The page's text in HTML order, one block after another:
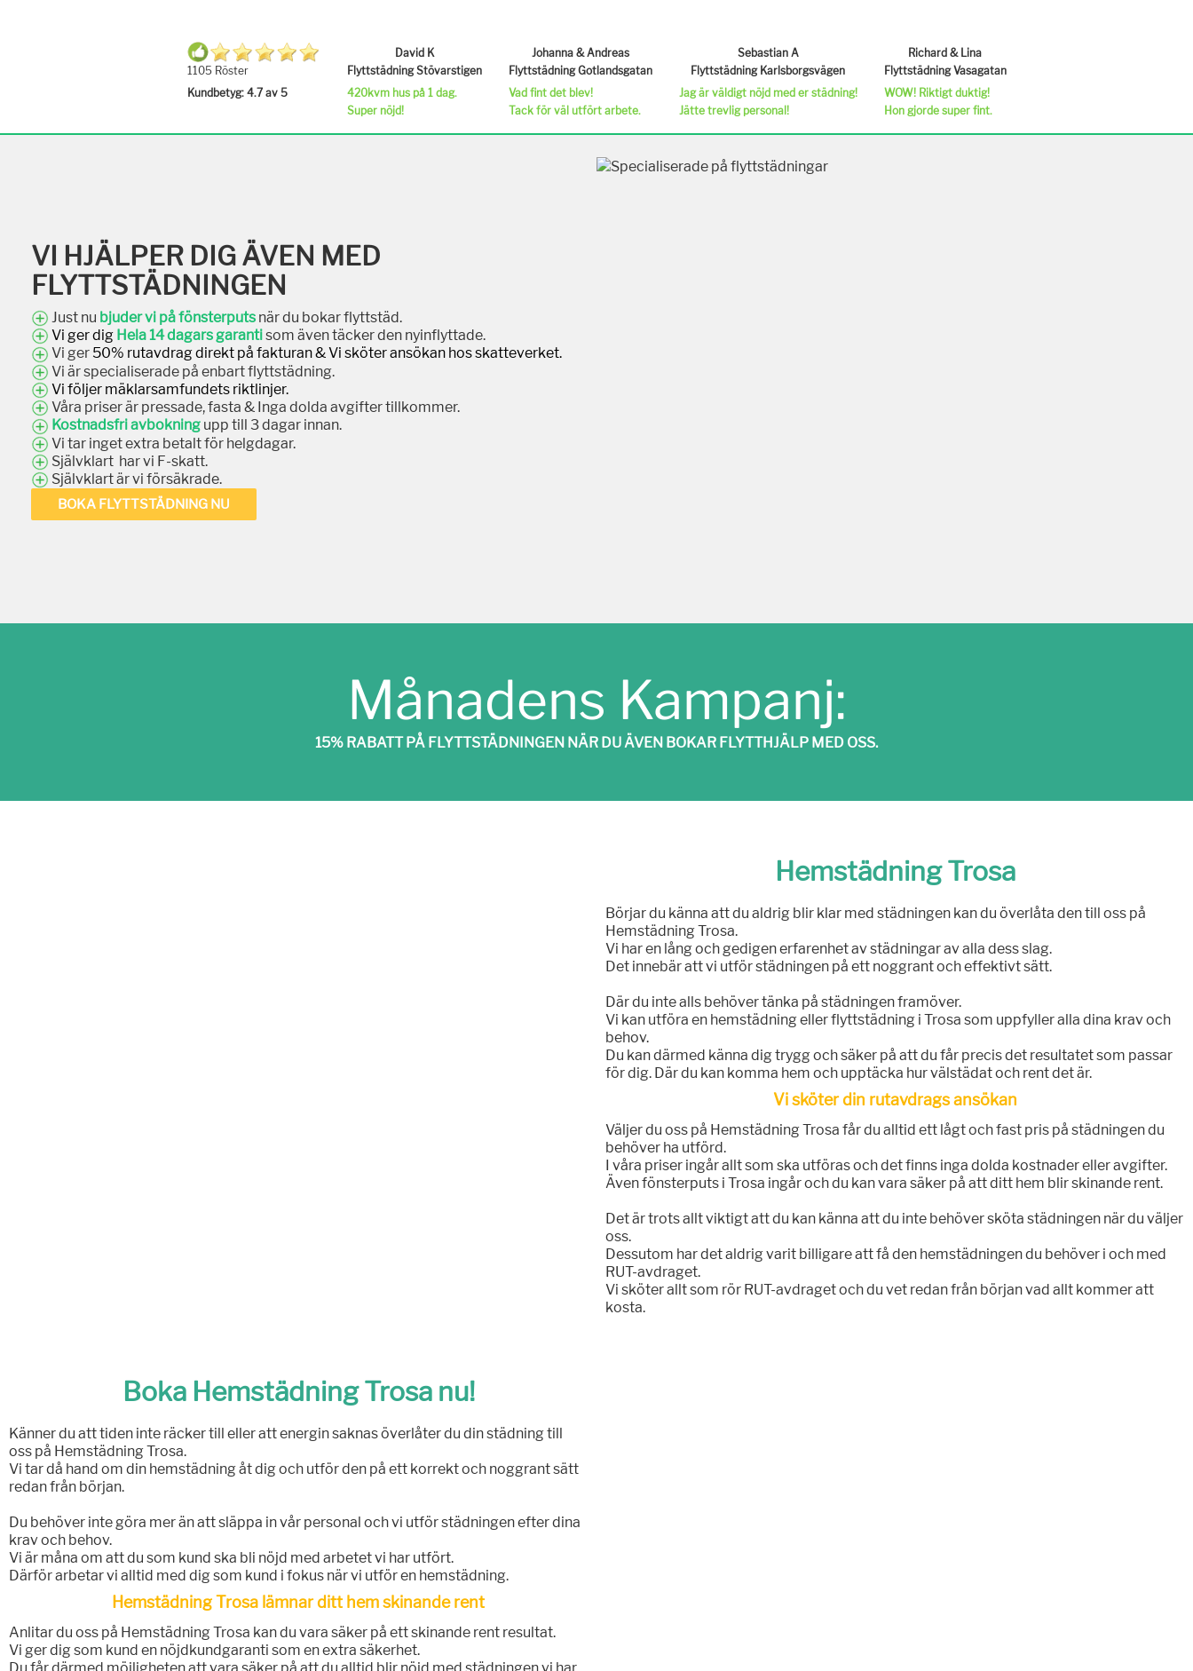
1105 Röster
Kundbetyg: 4.7 av 5
David K
Flyttstädning Stövarstigen
420kvm hus på 1 dag.
Super nöjd!
Johanna & Andreas
Flyttstädning Gotlandsgatan
Vad fint det blev!
Tack för väl utfört arbete.
Sebastian A
Flyttstädning Karlsborgsvägen
Jag är väldigt nöjd med er städning!
Jätte trevlig personal!
Richard & Lina
Flyttstädning Vasagatan
WOW! Riktigt duktig!
Hon gjorde super fint.
VI HJÄLPER DIG ÄVEN MED
FLYTTSTÄDNINGEN
Just nu bjuder vi på fönsterputs när du bokar flyttstäd.
Vi ger dig Hela 14 dagars garantisom även täcker den nyinflyttade.
Vi ger 50% rutavdrag direkt på fakturan & Vi sköter ansökan hos skatteverket.
Vi är specialiserade på enbart flyttstädning.
Vi följer mäklarsamfundets riktlinjer.
Våra priser är pressade, fasta & Inga dolda avgifter tillkommer.
Kostnadsfri avbokning upp till 3 dagar innan.
Vi tar inget extra betalt för helgdagar.
Självklart har vi F-skatt.
Självklart är vi försäkrade.
BOKA FLYTTSTÄDNING NU
Månadens Kampanj:
15% RABATT PÅ FLYTTSTÄDNINGEN NÄR DU ÄVEN BOKAR FLYTTHJÄLP MED OSS.
Hemstädning Trosa
Börjar du känna att du aldrig blir klar med städningen kan du överlåta den till oss på
Hemstädning Trosa.
Vi har en lång och gedigen erfarenhet av städningar av alla dess slag.
Det innebär att vi utför städningen på ett noggrant och effektivt sätt.
Där du inte alls behöver tänka på städningen framöver.
Vi kan utföra en hemstädning eller flyttstädning i Trosa som uppfyller alla dina krav och
behov.
Du kan därmed känna dig trygg och säker på att du får precis det resultatet som passar
för dig. Där du kan komma hem och upptäcka hur välstädat och rent det är.
Vi sköter din rutavdrags ansökan
Väljer du oss på Hemstädning Trosa får du alltid ett lågt och fast pris på städningen du
behöver ha utförd.
I våra priser ingår allt som ska utföras och det finns inga dolda kostnader eller avgifter.
Även fönsterputs i Trosa ingår och du kan vara säker på att ditt hem blir skinande rent.
Det är trots allt viktigt att du kan känna att du inte behöver sköta städningen när du väljer
oss.
Dessutom har det aldrig varit billigare att få den hemstädningen du behöver i och med
RUT-avdraget.
Vi sköter allt som rör RUT-avdraget och du vet redan från början vad allt kommer att
kosta.
Boka Hemstädning Trosa nu!
Känner du att tiden inte räcker till eller att energin saknas överlåter du din städning till
oss på Hemstädning Trosa.
Vi tar då hand om din hemstädning åt dig och utför den på ett korrekt och noggrant sätt
redan från början.
Du behöver inte göra mer än att släppa in vår personal och vi utför städningen efter dina
krav och behov.
Vi är måna om att du som kund ska bli nöjd med arbetet vi har utfört.
Därför arbetar vi alltid med dig som kund i fokus när vi utför en hemstädning.
Hemstädning Trosa lämnar ditt hem skinande rent
Anlitar du oss på Hemstädning Trosa kan du vara säker på ett skinande rent resultat.
Vi ger dig som kund en nöjdkundgaranti som en extra säkerhet.
Du får därmed möjligheten att vara säker på att du alltid blir nöjd med städningen vi har